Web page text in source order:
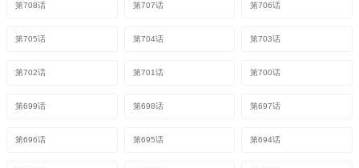
第708话 第707话 第706话
第705话 第704话 第703话
第702话 第701话 第700话
第699话 第698话 第697话
第696话 第695话 第694话